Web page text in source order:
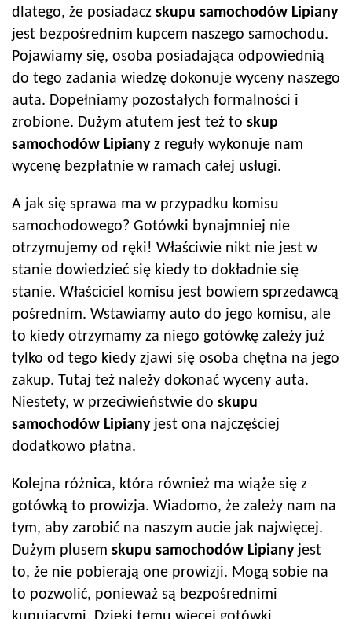
dlatego, że posiadacz skupu samochodów Lipiany
jest bezpośrednim kupcem naszego samochodu.
Pojawiamy się, osoba posiadająca odpowiednią
do tego zadania wiedzę dokonuje wyceny naszego
auta. Dopełniamy pozostałych formalności i
zrobione. Dużym atutem jest też to skup
samochodów Lipianyz reguły wykonuje nam
wycenę bezpłatnie w ramach całej usługi.
A jak się sprawa ma w przypadku komisu
samochodowego? Gotówki bynajmniej nie
otrzymujemy od ręki! Właściwie nikt nie jest w
stanie dowiedzieć się kiedy to dokładnie się
stanie. Właściciel komisu jest bowiem sprzedawcą
pośrednim. Wstawiamy auto do jego komisu, ale
to kiedy otrzymamy za niego gotówkę zależy już
tylko od tego kiedy zjawi się osoba chętna na jego
zakup. Tutaj też należy dokonać wyceny auta.
Niestety, w przeciwieństwie do skupu
samochodów Lipianyjest ona najczęściej
dodatkowo płatna.
Kolejna różnica, która również ma wiąże się z
gotówką to prowizja. Wiadomo, że zależy nam na
tym, aby zarobić na naszym aucie jak najwięcej.
Dużym plusem skupu samochodów Lipianyjest
to, że nie pobierają one prowizji. Mogą sobie na
to pozwolić, ponieważ są bezpośrednimi